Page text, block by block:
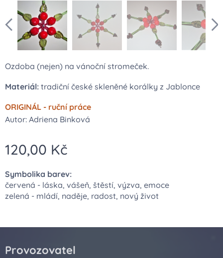
Ozdoba (nejen) na vánoční stromeček.
Materiál: tradiční české skleněné korálky z Jablonce
ORIGINÁL - ruční práce
Autor: Adriena Binková
120,00 Kč
Symbolika barev:
červená - láska, vášeň, štěstí, výzva, emoce
zelená - mládí, naděje, radost, nový život
Provozovatel